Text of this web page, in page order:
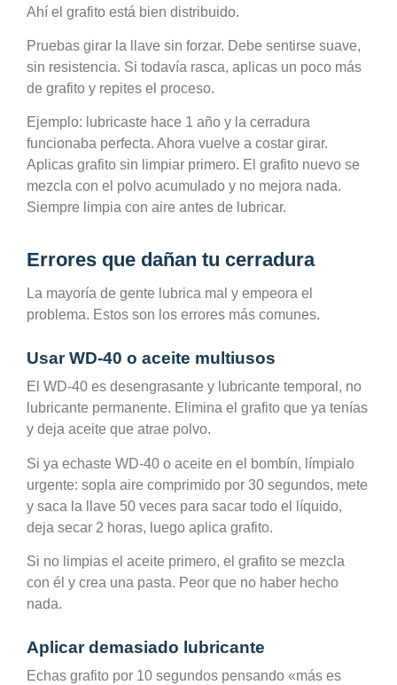
Ahí el grafito está bien distribuido.
Pruebas girar la llave sin forzar. Debe sentirse suave,
sin resistencia. Si todavía rasca, aplicas un poco más
de grafito y repites el proceso.
Ejemplo: lubricaste hace 1 año y la cerradura
funcionaba perfecta. Ahora vuelve a costar girar.
Aplicas grafito sin limpiar primero. El grafito nuevo se
mezcla con el polvo acumulado y no mejora nada.
Siempre limpia con aire antes de lubricar.
Errores que dañan tu cerradura
La mayoría de gente lubrica mal y empeora el
problema. Estos son los errores más comunes.
Usar WD-40 o aceite multiusos
El WD-40 es desengrasante y lubricante temporal, no
lubricante permanente. Elimina el grafito que ya tenías
y deja aceite que atrae polvo.
Si ya echaste WD-40 o aceite en el bombín, límpialo
urgente: sopla aire comprimido por 30 segundos, mete
y saca la llave 50 veces para sacar todo el líquido,
deja secar 2 horas, luego aplica grafito.
Si no limpias el aceite primero, el grafito se mezcla
con él y crea una pasta. Peor que no haber hecho
nada.
Aplicar demasiado lubricante
Echas grafito por 10 segundos pensando «más es